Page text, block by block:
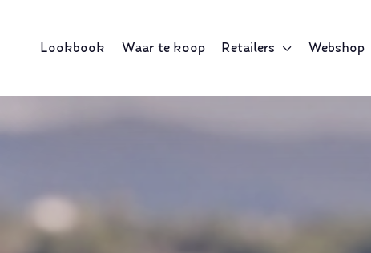
Lookbook Waar te koop Retailers Webshop